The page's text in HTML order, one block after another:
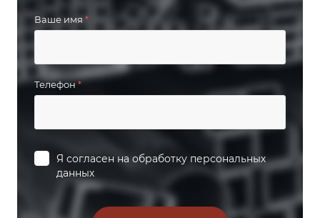
Ваше имя *
Телефон*
Я согласен на обработку персональных
данных